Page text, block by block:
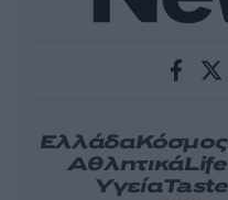
ΕλλάδαΚόσμος
Αθλητικά
Υγεία